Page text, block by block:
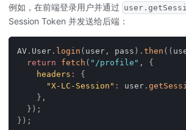
例如，在前端登录用户并通过
Session Token 并发送给后端：
AV . User . login ( user , pass ) . then ( (
return
fetch ( "/profile" ,
{
headers :
{
"X-LC-Session" : user .
} ,
} ) ;
} ) ;